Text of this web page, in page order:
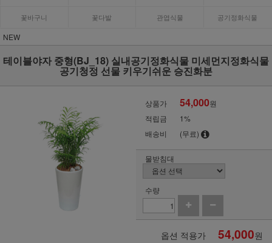
꽃바구니 꽃다발 관엽식물 공기정화식물
NEW
테이블야자 중형(BJ_18) 실내공기정화식물 미세먼지정화식물
공기청정 선물 키우기쉬운 승진화분
상품가 54,000원
적립금
1%
배송비
(무료)
물받침대
수량
옵션 적용가 54,000원